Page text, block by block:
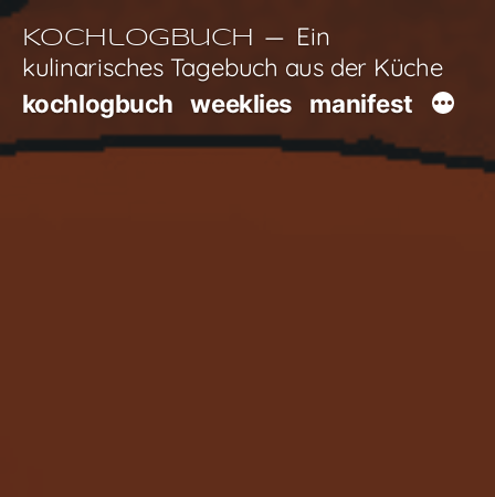
Zum
Inhalt
springen
Kochlogbuch
Ein
kulinarisches Tagebuch aus der Küche
kochlogbuch weeklies manifest